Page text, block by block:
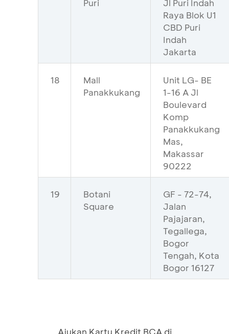
Puri
Jl Puri Indah
Raya Blok U1
CBD Puri
Indah
Jakarta
18
Mall
Panakkukang
Unit LG- BE
1-16 A Jl
Boulevard
Komp
Panakkukang
Mas,
Makassar
90222
19
Botani
Square
GF - 72-74,
Jalan
Pajajaran,
Tegallega,
Bogor
Tengah, Kota
Bogor 16127
Ajukan Kartu Kredit BCA di